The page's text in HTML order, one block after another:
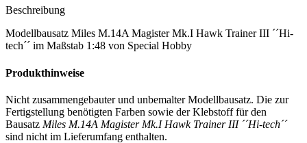
Beschreibung
Modellbausatz Miles M.14A Magister Mk.I Hawk Trainer III ´´Hi-
tech´´ im Maßstab 1:48 von Special Hobby
Produkthinweise
Nicht zusammengebauter und unbemalter Modellbausatz. Die zur
Fertigstellung benötigten Farben sowie der Klebstoff für den
Bausatz Miles M.14A Magister Mk.I Hawk Trainer III ´´Hi-tech´´
sind nicht im Lieferumfang enthalten.